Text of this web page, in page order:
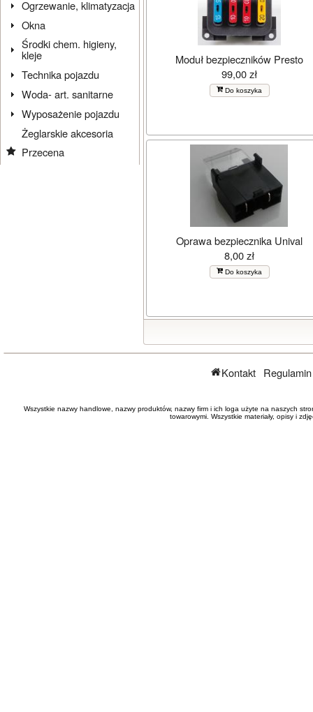
Ogrzewanie, klimatyzacja
Okna
Środki chem. higieny,
kleje
Technika pojazdu
Woda- art. sanitarne
Wyposażenie pojazdu
Żeglarskie akcesoria
Przecena
Moduł bezpieczników Presto
99,00 zł
Do koszyka
Oprawa bezpiecznika Unival
8,00 zł
Do koszyka
Kontakt
Wszystkie nazwy handlowe, nazwy produktów, nazwy firm i ich loga użyte na naszych
towarowymi. Wszystkie materiały, opisy i